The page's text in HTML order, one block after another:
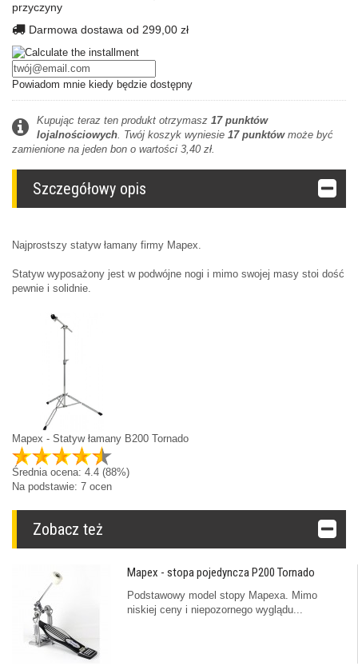
przyczyny
Darmowa dostawa od 299,00 zł
Powiadom mnie kiedy będzie dostępny
Kupując teraz ten produkt otrzymasz 17punktów
lojalnościowych . Twój koszyk wyniesie 17punktówmoże być
zamienione na jeden bon o wartości 3,40 zł
Szczegółowy opis
Najprostszy statyw łamany firmy Mapex.
Statyw wyposażony jest w podwójne nogi i mimo swojej masy stoi dość
pewnie i solidnie.
Mapex - Statyw łamany B200 Tornado
Średnia ocena: 4.4 (88%)
Na podstawie: 7 ocen
Zobacz też
Mapex - stopa pojedyncza P200 Tornado
Podstawowy model stopy Mapexa. Mimo
niskiej ceny i niepozornego wyglądu...